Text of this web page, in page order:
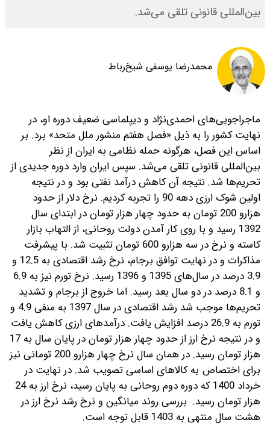
بین‌المللی قانونی تلقی می‌شد.
محمدرضا یوسفی شیخ‌رباط
ماجراجویی‌های احمدی‌نژاد و دیپلماسی ضعیف دوره او، در
نهایت کشور را به ذیل «‌فصل هفتم منشور ملل متحد» برد. بر
اساس این فصل، هرگونه حمله نظامی به ایران از نظر
بین‌المللی قانونی تلقی می‌شد. سپس ایران وارد دوره جدیدی از
تحریم‌ها شد. نتیجه آن کاهش درآمد نفتی بود و در نتیجه
اولین شوک ارزی دهه 90 را تجربه کردیم. نرخ دلار از حدود
هزارو 200 تومان به حدود چهار هزار تومان در ابتدای سال
1392 رسید و با روی کار آمدن دولت روحانی، از التهاب بازار
کاسته و نرخ در سه هزارو 600 تومان تثبیت شد. با پیشرفت
مذاکرات و در نهایت توافق برجام، نرخ رشد اقتصادی به 12.5 و
3.9 درصد در سا‌ل‌های 1395 و 1396 رسید. نرخ تورم نیز به 6.9
و 8.1 درصد در دو سال بعد رسید. اما خروج از برجام و تشدید
تحریم‌ها موجب شد رشد اقتصادی در سال 1397 به منفی 4.9 و
تورم به 26.9 درصد افزایش یافت. درآمدهای ارزی کاهش یافت
و در نتیجه نرخ ارز از حدود چهار هزار تومان در پایان سال به 17
هزار تومان رسید. در همان سال نرخ چهار هزارو 200 تومانی نیز
برای اختصاص به کالاهای اساسی تصویب شد. در نهایت در
خرداد 1400 که دوره دوم روحانی به پایان رسید، نرخ ارز به 24
هزار تومان رسید. بررسی روند میانگین و نرخ رشد نرخ ارز در
هشت سال منتهی به 1403 قابل توجه است.